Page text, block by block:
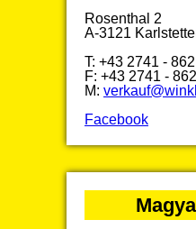
Rosenthal 2
A-3121
T: +43 2741 -
F: +43 2741 -
M:
Facebook